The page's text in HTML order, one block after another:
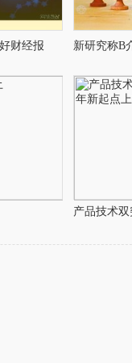
财经报 新研究称B
产品技术